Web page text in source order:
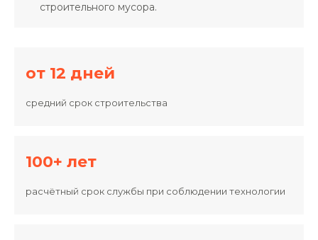
строительного мусора.
от 12 дней
средний срок строительства
100+ лет
расчётный срок службы при соблюдении технологии